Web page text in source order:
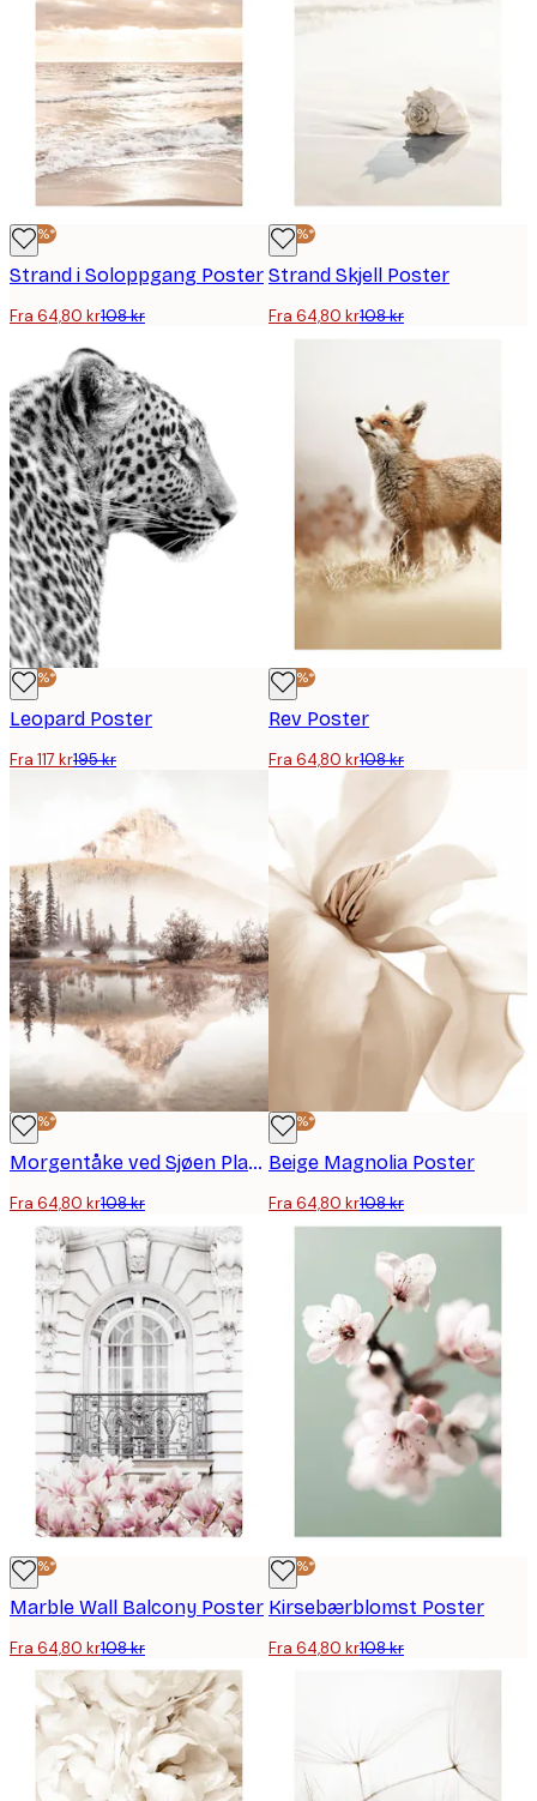
-40%*
Strand i Soloppgang Poster
Fra 64,80 kr108 kr
-40%*
Strand Skjell Poster
Fra 64,80 kr108 kr
-40%*
Leopard Poster
Fra 117 kr195 kr
-40%*
Rev Poster
Fra 64,80 kr108 kr
-40%*
Morgentåke ved Sjøen Plakat
Fra 64,80 kr108 kr
-40%*
Beige Magnolia Poster
Fra 64,80 kr108 kr
-40%*
Marble Wall Balcony Poster
Fra 64,80 kr108 kr
-40%*
Kirsebærblomst Poster
Fra 64,80 kr108 kr